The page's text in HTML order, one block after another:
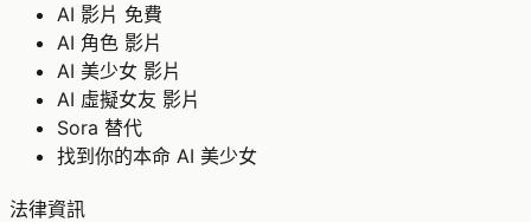
AI 影片 免費
AI 角色 影片
AI 美少女 影片
AI 虛擬女友 影片
Sora 替代
找到你的本命 AI 美少女
法律資訊